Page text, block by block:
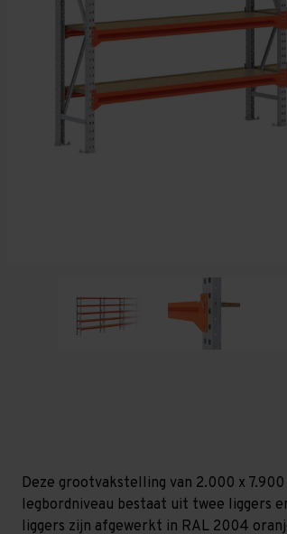
Deze grootvakstelling van 2.000 x
legbordniveau bestaat uit twee liggers
liggers zijn afgewerkt in RAL 2004